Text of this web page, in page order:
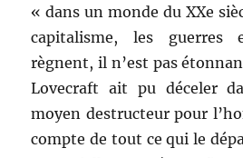
« dans un monde du XXe
capitalisme, les guerres
règnent, il n’est pas
Lovecraft ait pu déceler
moyen destructeur pour
compte de tout ce qui le